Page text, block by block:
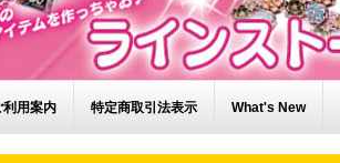
利用案内 特定商取引法表示 What's New